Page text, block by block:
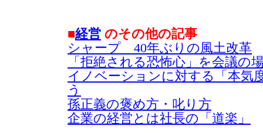
■経営 のその他の記事
シャープ 40年ぶりの風土改革
「拒絶される恐怖心」を会議の
イノベーションに対する「本気
う
孫正義の褒め方・叱り方
企業の経営とは社長の「道楽」